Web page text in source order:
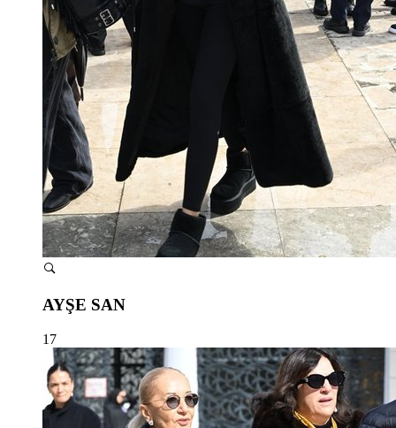
AYŞE SAN
17